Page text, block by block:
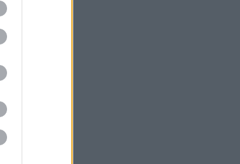
Πυρομαχικά μετέφερε το
βρέθηκε drone με εκρηκτικά
έλεγχοι εξαρτώνται από
θέληση γειτονικών χωρών»
όπου ο χρόνος σταματά